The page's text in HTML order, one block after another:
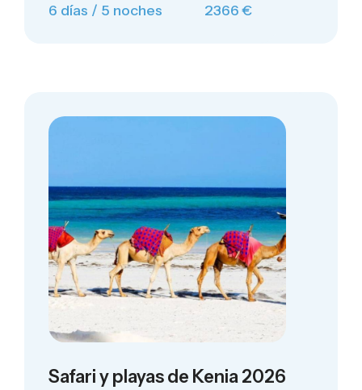
6 días / 5 noches 2366 €
Safari y playas de Kenia 2026